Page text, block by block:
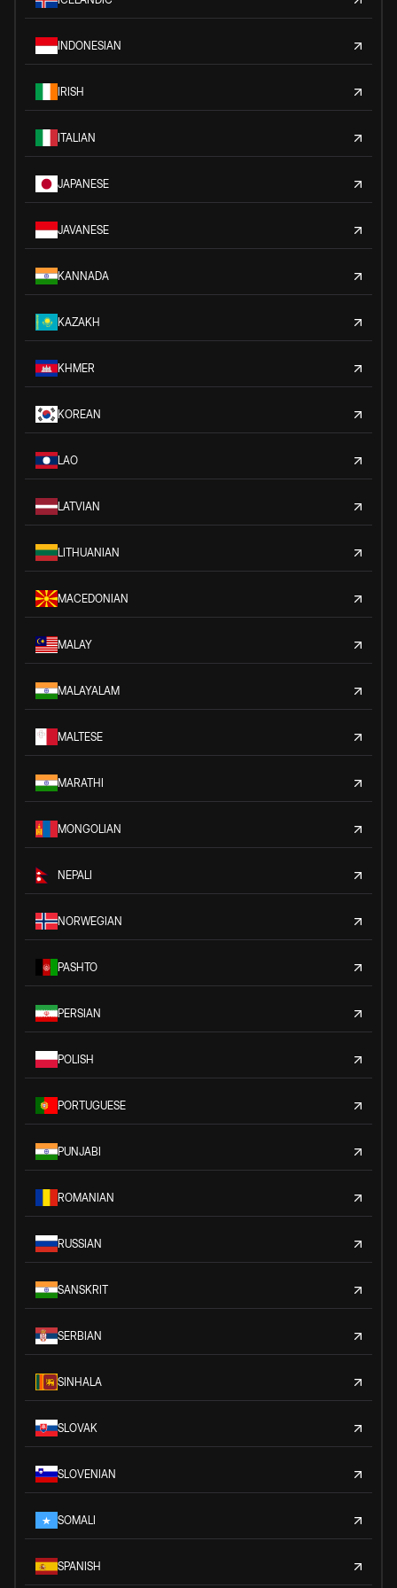
INDONESIAN
IRISH
ITALIAN
JAPANESE
JAVANESE
KANNADA
KAZAKH
KHMER
KOREAN
LAO
LATVIAN
LITHUANIAN
MACEDONIAN
MALAY
MALAYALAM
MALTESE
MARATHI
MONGOLIAN
NEPALI
NORWEGIAN
PASHTO
PERSIAN
POLISH
PORTUGUESE
PUNJABI
ROMANIAN
RUSSIAN
SANSKRIT
SERBIAN
SINHALA
SLOVAK
SLOVENIAN
SOMALI
SPANISH